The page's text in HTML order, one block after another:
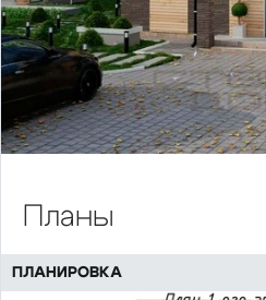
Планы
ПЛАНИРОВКА